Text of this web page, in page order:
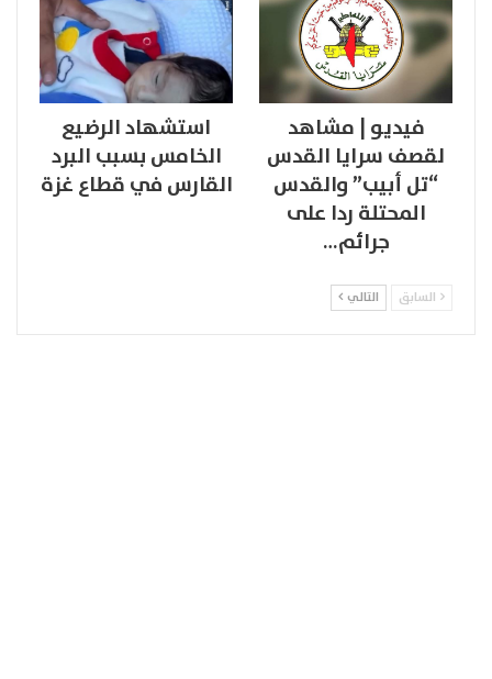
فيديو | مشاهد
لقصف سرايا القدس
“تل أبيب” والقدس
المحتلة ردا على
جرائم…
استشهاد الرضيع
الخامس بسبب البرد
القارس في قطاع غزة
السابق التالي